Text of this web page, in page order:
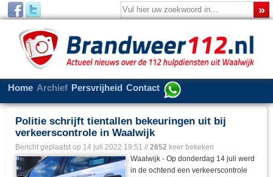
Home Archief Persvrijheid Contact
Politie schrijft tientallen bekeuringen uit bij
verkeerscontrole in Waalwijk
Bericht geplaatst op 14 juli 2022 19:51 // 2652 keer bekeken
Waalwijk - Op donderdag 14 juli werd
in de ochtend een verkeerscontrole